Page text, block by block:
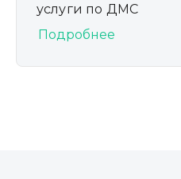
услуги по ДМС
Подробнее